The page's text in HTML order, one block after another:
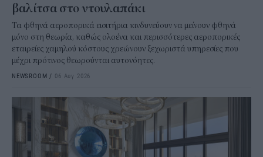
βαλίτσα στο ντουλαπάκι
Τα φθηνά αεροπορικά εισιτήρια κινδυνεύουν να μείνουν φθηνά
μόνο στη θεωρία, καθώς ολοένα και περισσότερες αεροπορικές
εταιρείες χαμηλού κόστους χρεώνουν ξεχωριστά υπηρεσίες που
μέχρι πρότινος θεωρούνται αυτονόητες.
NEWSROOM / 06 Αυγ 2026